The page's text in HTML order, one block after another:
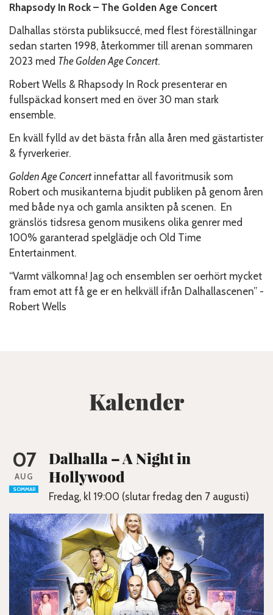
Rhapsody In Rock – The Golden Age Concert
Dalhallas största publiksuccé, med flest föreställningar
sedan starten 1998, återkommer till arenan sommaren
2023 med The Golden Age Concert.
Robert Wells & Rhapsody In Rock presenterar en
fullspäckad konsert med en över 30 man stark
ensemble.
En kväll fylld av det bästa från alla åren med gästartister
& fyrverkerier.
Golden Age Concertinnefattar all favoritmusik som
Robert och musikanterna bjudit publiken på genom åren
med både nya och gamla ansikten på scenen. En
gränslös tidsresa genom musikens olika genrer med
100% garanterad spelglädje och Old Time
Entertainment.
“Varmt välkomna! Jag och ensemblen ser oerhört mycket
fram emot att få ge er en helkväll ifrån Dalhallascenen” -
Robert Wells
Kalender
07
AUG
SOMMAR
Dalhalla – A Night in
Hollywood
Fredag, kl 19:00 (slutar fredag den 7 augusti)